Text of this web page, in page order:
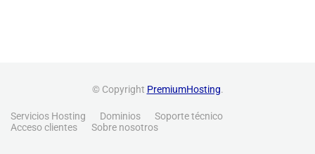
© Copyright PremiumHosting.
Servicios Hosting Dominios
Soporte técnico
Acceso clientes
Sobre nosotros